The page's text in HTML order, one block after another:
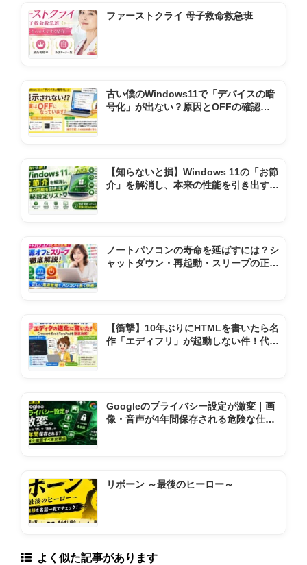
ファーストクライ 母子救命救急班
古い僕のWindows11で「デバイスの暗
号化」が出ない？原因とOFFの確認方
【知らないと損】Windows 11の「お節
介」を解消し、本来の性能を引き出す極
ノートパソコンの寿命を延ばすには？シ
ャットダウン・再起動・スリープの正し
【衝撃】10年ぶりにHTMLを書いたら名
作「エディフリ」が起動しない件！代わ
Googleのプライバシー設定が激変｜画
像・音声が4年間保存される危険な仕様
リボーン ～最後のヒーロー～
よく似た記事があります